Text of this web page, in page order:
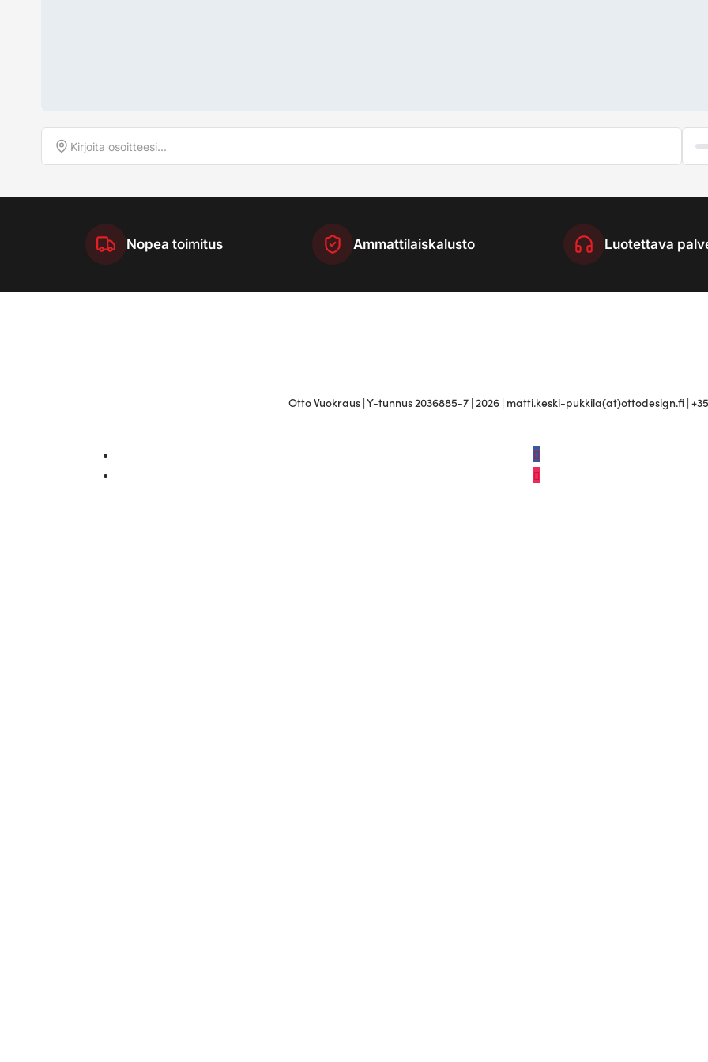
Nopea toimitus Ammattilaiskalusto Luotettava
Otto Vuokraus | Y-tunnus 2036885-7 | 2026 | matti.keski-pukkila(at)ottodesign.fi |